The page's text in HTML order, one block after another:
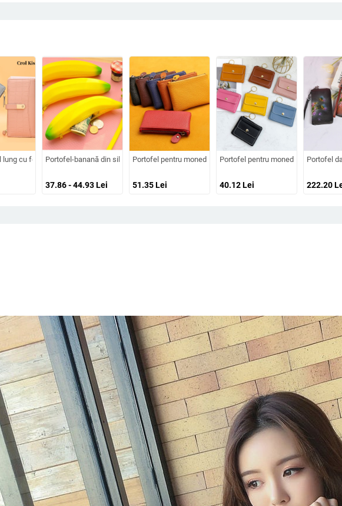
– Organizator pentru bancnotele dolare
lung cu fermoar, piele PU gravată, model în carouri, fermoar dublu, cataramă magnetică, căptușeală
Portofel-banană din silicon pentru creioane și monede; model solid, căptușeală din
37.86 - 44.93Lei
Portofel pentru monede din piele PU, culoare solidă, stil urban
51.35Lei
Portofel pentru monede PU, model
40.12Lei
Portofel
222.20